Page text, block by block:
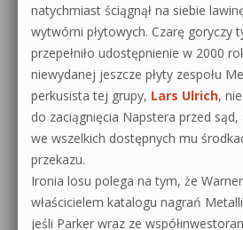
natychmiast ściągnął na siebie
wytwórni płytowych. Czarę goryczy
przepełniło udostępnienie w 2000
niewydanej jeszcze płyty zespołu
perkusista tej grupy, Lars Ulrich,
do zaciągnięcia Napstera przed sąd,
we wszelkich dostępnych mu
przekazu.
Ironia losu polega na tym, że
właścicielem katalogu nagrań
jeśli Parker wraz ze